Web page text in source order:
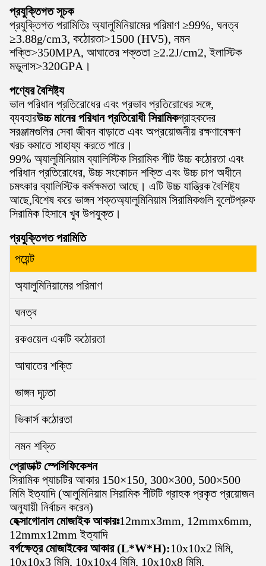
প্রযুক্তিগত সূচক
প্রযুক্তিগত পরামিতিঃ অ্যালুমিনিয়ামের পরিমাণ ≥99%, ঘনত্ব
≥3.88g/cm3, কঠোরতা>1500 (HV5), নমন
শক্তি>350MPA, আঘাতের শক্ততা ≥2.2J/cm2, ইলাস্টিক
মডুলাস>320GPA।
পণ্যের বৈশিষ্ট্য
ভাল পরিধান প্রতিরোধের এবং প্রভাব প্রতিরোধের সঙ্গে,
ব্যবহারউচ্চ মানের পরিধান প্রতিরোধী সিরামিকগ্রাহকদের
সরঞ্জামগুলির সেবা জীবন বাড়াতে এবং অপ্রয়োজনীয় রক্ষণাবেক্ষণ
খরচ কমাতে সাহায্য করতে পারে।
99% অ্যালুমিনিয়াম ব্যালিস্টিক সিরামিক শীট উচ্চ কঠোরতা এবং
পরিধান প্রতিরোধের, উচ্চ সংকোচন শক্তি এবং উচ্চ চাপ অধীনে
চমৎকার ব্যালিস্টিক কর্মক্ষমতা আছে। এটি উচ্চ যান্ত্রিক বৈশিষ্ট্য
আছে,বিশেষ করে ভাঙ্গন শক্তঅ্যালুমিনিয়াম সিরামিকগুলি বুলেটপ্রুফ
সিরামিক হিসাবে খুব উপযুক্ত।
প্রযুক্তিগত পরামিতি
পয়েন্ট
অ্যালুমিনিয়ামের পরিমাণ
ঘনত্ব
রকওয়েল একটি কঠোরতা
আঘাতের শক্তি
ভাঙ্গন দৃঢ়তা
ভিকার্স কঠোরতা
নমন শক্তি
প্রোডাক্ট স্পেসিফিকেশন
সিরামিক প্যাচটির আকার 150×150, 300×300, 500×500
মিমি ইত্যাদি (আলুমিনিয়াম সিরামিক শীটটি গ্রাহক প্রকৃত প্রয়োজন
অনুযায়ী নির্বাচন করেন)
হেক্সাগোনাল মোজাইক আকারঃ12mmx3mm, 12mmx6mm,
12mmx12mm ইত্যাদি
বর্গক্ষেত্র মোজাইকের আকার (L*W*H):10x10x2 মিমি,
10x10x3 মিমি, 10x10x4 মিমি, 10x10x8 মিমি,